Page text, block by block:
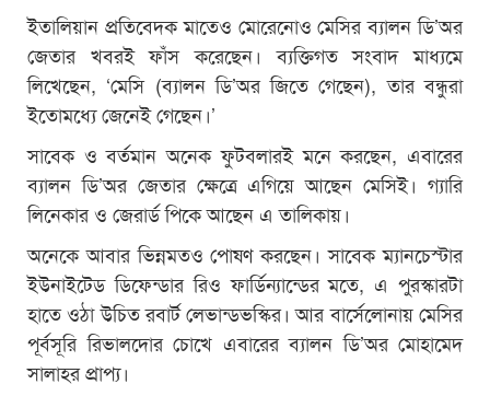
ইতালিয়ান প্রতিবেদক মাতেও মোরেনোও মেসির ব্যালন ডি’অর
জেতার খবরই ফাঁস করেছেন। ব্যক্তিগত সংবাদ মাধ্যমে
লিখেছেন, ‘মেসি (ব্যালন ডি’অর জিতে গেছেন), তার বন্ধুরা
ইতোমধ্যে জেনেই গেছেন।’
সাবেক ও বর্তমান অনেক ফুটবলারই মনে করছেন, এবারের
ব্যালন ডি’অর জেতার ক্ষেত্রে এগিয়ে আছেন মেসিই। গ্যারি
লিনেকার ও জেরার্ড পিকে আছেন এ তালিকায়।
অনেকে আবার ভিন্নমতও পোষণ করছেন। সাবেক ম্যানচেস্টার
ইউনাইটেড ডিফেন্ডার রিও ফার্ডিন্যান্ডের মতে, এ পুরস্কারটা
হাতে ওঠা উচিত রবার্ট লেভান্ডভস্কির। আর বার্সেলোনায় মেসির
পূর্বসূরি রিভালদোর চোখে এবারের ব্যালন ডি’অর মোহামেদ
সালাহর প্রাপ্য।